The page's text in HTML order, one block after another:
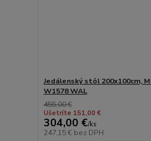
Jedálenský stôl 200x100cm,
W1578 WAL
455,00 €
Ušetríte 151,00 €
304,00 €/ks
247,15 € bez DPH